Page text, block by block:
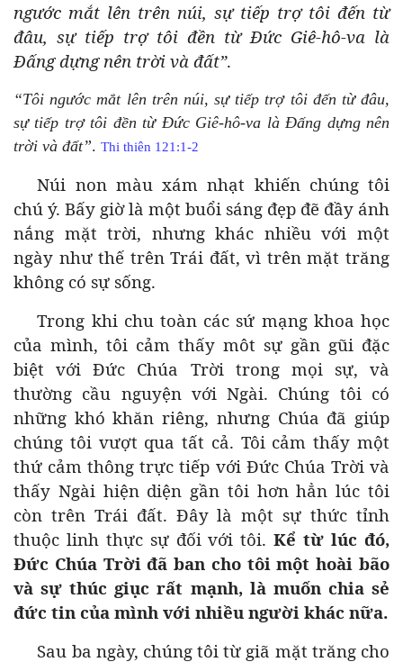
ngước mắt lên trên núi, sự tiếp trợ tôi đến từ
đâu, sự tiếp trợ tôi đền từ Đức Giê-hô-va là
Đấng dựng nên trời và đất”.
“Tôi ngước mắt lên trên núi, sự tiếp trợ tôi đến từ đâu,
sự tiếp trợ tôi đền từ Đức Giê-hô-va là Đấng dựng nên
trời và đất”. Thi thiên 121:1-2
Núi non màu xám nhạt khiến chúng tôi
chú ý. Bấy giờ là một buổi sáng đẹp đẽ đầy ánh
nắng mặt trời, nhưng khác nhiều với một
ngày như thế trên Trái đất, vì trên mặt trăng
không có sự sống.
Trong khi chu toàn các sứ mạng khoa học
của mình, tôi cảm thấy môt sự gần gũi đặc
biệt với Đức Chúa Trời trong mọi sự, và
thường cầu nguyện với Ngài. Chúng tôi có
những khó khăn riêng, nhưng Chúa đã giúp
chúng tôi vượt qua tất cả. Tôi cảm thấy một
thứ cảm thông trực tiếp với Đức Chúa Trời và
thấy Ngài hiện diện gần tôi hơn hẳn lúc tôi
còn trên Trái đất. Đây là một sự thức tỉnh
thuộc linh thực sự đối với tôi.Kể từ lúc đó,
Đức Chúa Trời đã ban cho tôi một hoài bão
và sự thúc giục rất mạnh, là muốn chia sẻ
đức tin của mình với nhiều người khác nữa.
Sau ba ngày, chúng tôi từ giã mặt trăng cho